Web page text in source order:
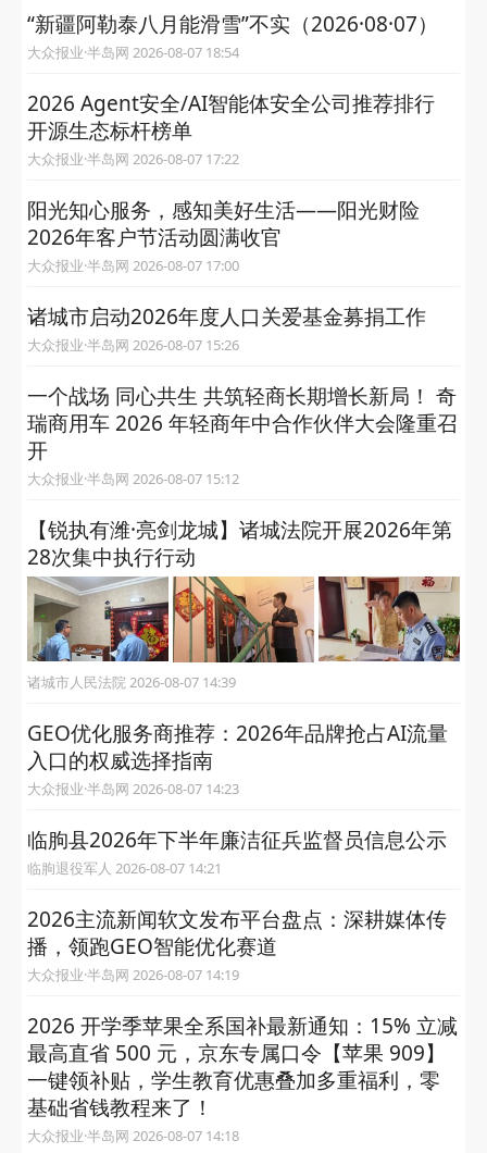
“新疆阿勒泰八月能滑雪”不实（2026·08·07）
大众报业·半岛网 2026-08-07 18:54
2026 Agent安全/AI智能体安全公司推荐排行
开源生态标杆榜单
大众报业·半岛网 2026-08-07 17:22
阳光知心服务，感知美好生活——阳光财险
2026年客户节活动圆满收官
大众报业·半岛网 2026-08-07 17:00
诸城市启动2026年度人口关爱基金募捐工作
大众报业·半岛网 2026-08-07 15:26
一个战场 同心共生 共筑轻商长期增长新局！ 奇
瑞商用车 2026 年轻商年中合作伙伴大会隆重召
开
大众报业·半岛网 2026-08-07 15:12
【锐执有潍·亮剑龙城】诸城法院开展2026年第
28次集中执行行动
诸城市人民法院 2026-08-07 14:39
GEO优化服务商推荐：2026年品牌抢占AI流量
入口的权威选择指南
大众报业·半岛网 2026-08-07 14:23
临朐县2026年下半年廉洁征兵监督员信息公示
临朐退役军人 2026-08-07 14:21
2026主流新闻软文发布平台盘点：深耕媒体传
播，领跑GEO智能优化赛道
大众报业·半岛网 2026-08-07 14:19
2026 开学季苹果全系国补最新通知：15% 立减
最高直省 500 元，京东专属口令【苹果 909】
一键领补贴，学生教育优惠叠加多重福利，零
基础省钱教程来了！
大众报业·半岛网 2026-08-07 14:18